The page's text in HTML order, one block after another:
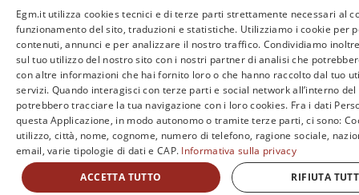
Egm.it utilizza cookies tecnici e di terze parti strettamente necessari al
funzionamento del sito, traduzioni e statistiche. Utilizziamo i cookie per
contenuti, annunci e per analizzare il nostro traffico. Condividiamo
sul tuo utilizzo del nostro sito con i nostri partner di analisi che
con altre informazioni che hai fornito loro o che hanno raccolto dal tuo
servizi. Quando interagisci con terze parti e social network all’interno
potrebbero tracciare la tua navigazione con i loro cookies. Fra i dati
questa Applicazione, in modo autonomo o tramite terze parti, ci sono:
utilizzo, città, nome, cognome, numero di telefono, ragione sociale,
email, varie tipologie di dati e CAP. Informativa sulla privacy
ACCETTA TUTTO
RIFIUTA